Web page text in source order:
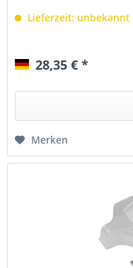
Lieferzeit: unbekannt
28,35 € *
Merken